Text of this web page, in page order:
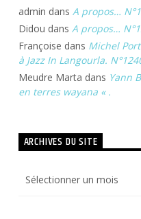
admin dans A propos…
Didou dans A propos…
Françoise dans Michel
à Jazz In Langourla.
Meudre Marta dans Yann
en terres wayana « .
ARCHIVES DU SITE
du